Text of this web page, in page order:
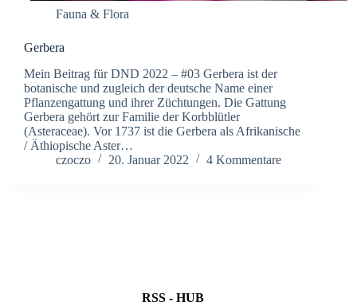
Fauna & Flora
Gerbera
Mein Beitrag für DND 2022 – #03 Gerbera ist der
botanische und zugleich der deutsche Name einer
Pflanzengattung und ihrer Züchtungen. Die Gattung
Gerbera gehört zur Familie der Korbblütler
(Asteraceae). Vor 1737 ist die Gerbera als Afrikanische
/ Äthiopische Aster…
czoczo
20. Januar 2022 4 Kommentare
RSS - HUB